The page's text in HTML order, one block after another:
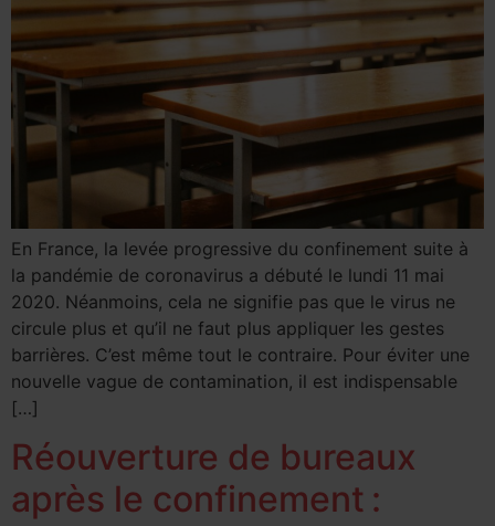
En France, la levée progressive du confinement suite à
la pandémie de coronavirus a débuté le lundi 11 mai
2020. Néanmoins, cela ne signifie pas que le virus ne
circule plus et qu’il ne faut plus appliquer les gestes
barrières. C’est même tout le contraire. Pour éviter une
nouvelle vague de contamination, il est indispensable
[…]
Réouverture de bureaux
après le confinement :